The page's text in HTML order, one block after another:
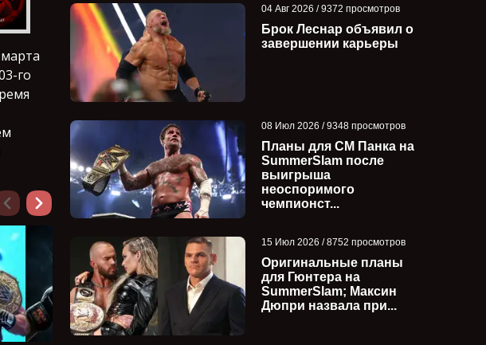
го
04 Авг 2026 / 9372 просмотров
Брок Леснар объявил о
завершении карьеры
08 Июл 2026 / 9348 просмотров
Планы для СМ Панка на
SummerSlam после
выигрыша
неоспоримого
чемпионст...
15 Июл 2026 / 8752 просмотров
Оригинальные планы
для Гюнтера на
SummerSlam; Максин
Дюпри назвала при...